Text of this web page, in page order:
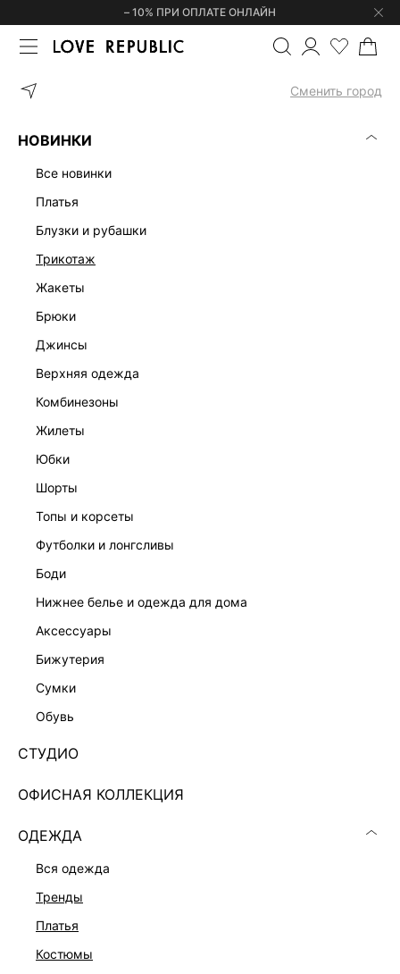
– 10% ПРИ ОПЛАТЕ ОНЛАЙН
Сменить город
НОВИНКИ
все новинки
платья
блузки и рубашки
трикотаж
жакеты
брюки
джинсы
верхняя одежда
комбинезоны
жилеты
юбки
шорты
топы и корсеты
футболки и лонгсливы
боди
нижнее белье и одежда для дома
аксессуары
бижутерия
сумки
обувь
СТУДИО
ОФИСНАЯ КОЛЛЕКЦИЯ
ОДЕЖДА
вся одежда
тренды
платья
костюмы
ГЛАВНАЯ ДЖЕМПЕРЫ И СВИТЕРЫ
ДЖЕМПЕРЫ И СВИТЕРЫ
СВОБОДНЫЙ СВИТЕР